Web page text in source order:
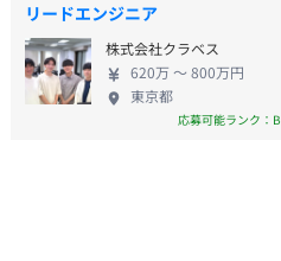
リードエンジニア
株式会社クラベス
620万 〜 800万円
東京都
応募可能ランク：B